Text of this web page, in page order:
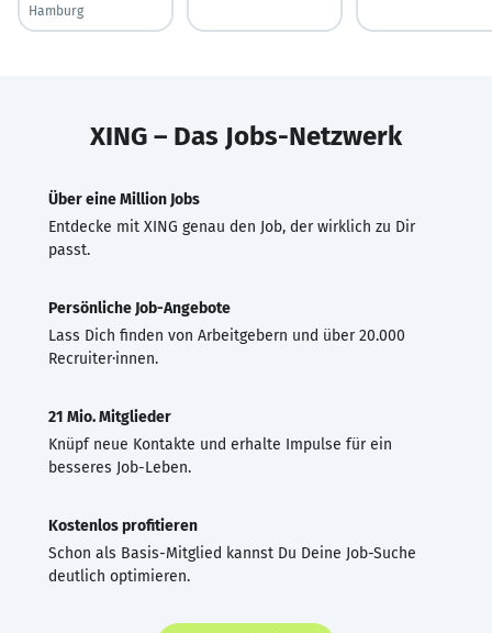
Hamburg
XING – Das Jobs-Netzwerk
Über eine Million Jobs
Entdecke mit XING genau den Job, der wirklich zu Dir
passt.
Persönliche Job-Angebote
Lass Dich finden von Arbeitgebern und über 20.000
Recruiter·innen.
21 Mio. Mitglieder
Knüpf neue Kontakte und erhalte Impulse für ein
besseres Job-Leben.
Kostenlos profitieren
Schon als Basis-Mitglied kannst Du Deine Job-Suche
deutlich optimieren.